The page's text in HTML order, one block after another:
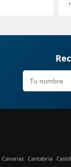
Canarias Cantabria